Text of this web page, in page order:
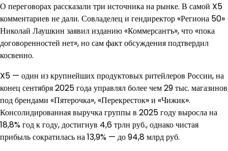
О переговорах рассказали три источника на рынке. В самой X5
комментариев не дали. Совладелец и гендиректор «Региона 50»
Николай Лаушкин заявил изданию «Коммерсантъ», что «пока
договоренностей нет», но сам факт обсуждения подтвердил
косвенно.
X5 — один из крупнейших продуктовых ритейлеров России, на
конец сентября 2025 года управлял более чем 29 тыс. магазинов
под брендами «Пятерочка», «Перекресток» и «Чижик».
Консолидированная выручка группы в 2025 году выросла на
18,8% год к году, достигнув 4,6 трлн руб., однако чистая
прибыль сократилась на 13,9% — до 94,8 млрд руб.